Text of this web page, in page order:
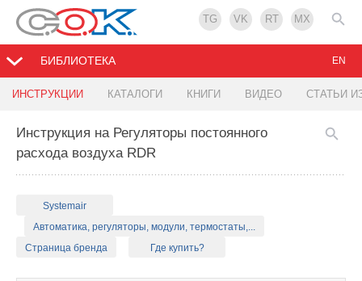
TG VK RT MX
БИБЛИОТЕКА
ИНСТРУКЦИИ КАТАЛОГИ КНИГИ ВИДЕО СТАТЬИ
EN
Инструкция на Регуляторы постоянного
расхода воздуха RDR
Systemair
Автоматика, регуляторы, модули, термостаты,...
Страница бренда
Где купить?